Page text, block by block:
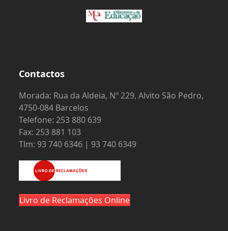
Contactos
Morada: Rua da Aldeia, Nº 229, Alvito São Pedro,
4750-084 Barcelos
Telefone: 253 880 639
Fax: 253 881 103
Tlm: 93 740 6346 | 93 740 6349
Livro de Reclamações Online